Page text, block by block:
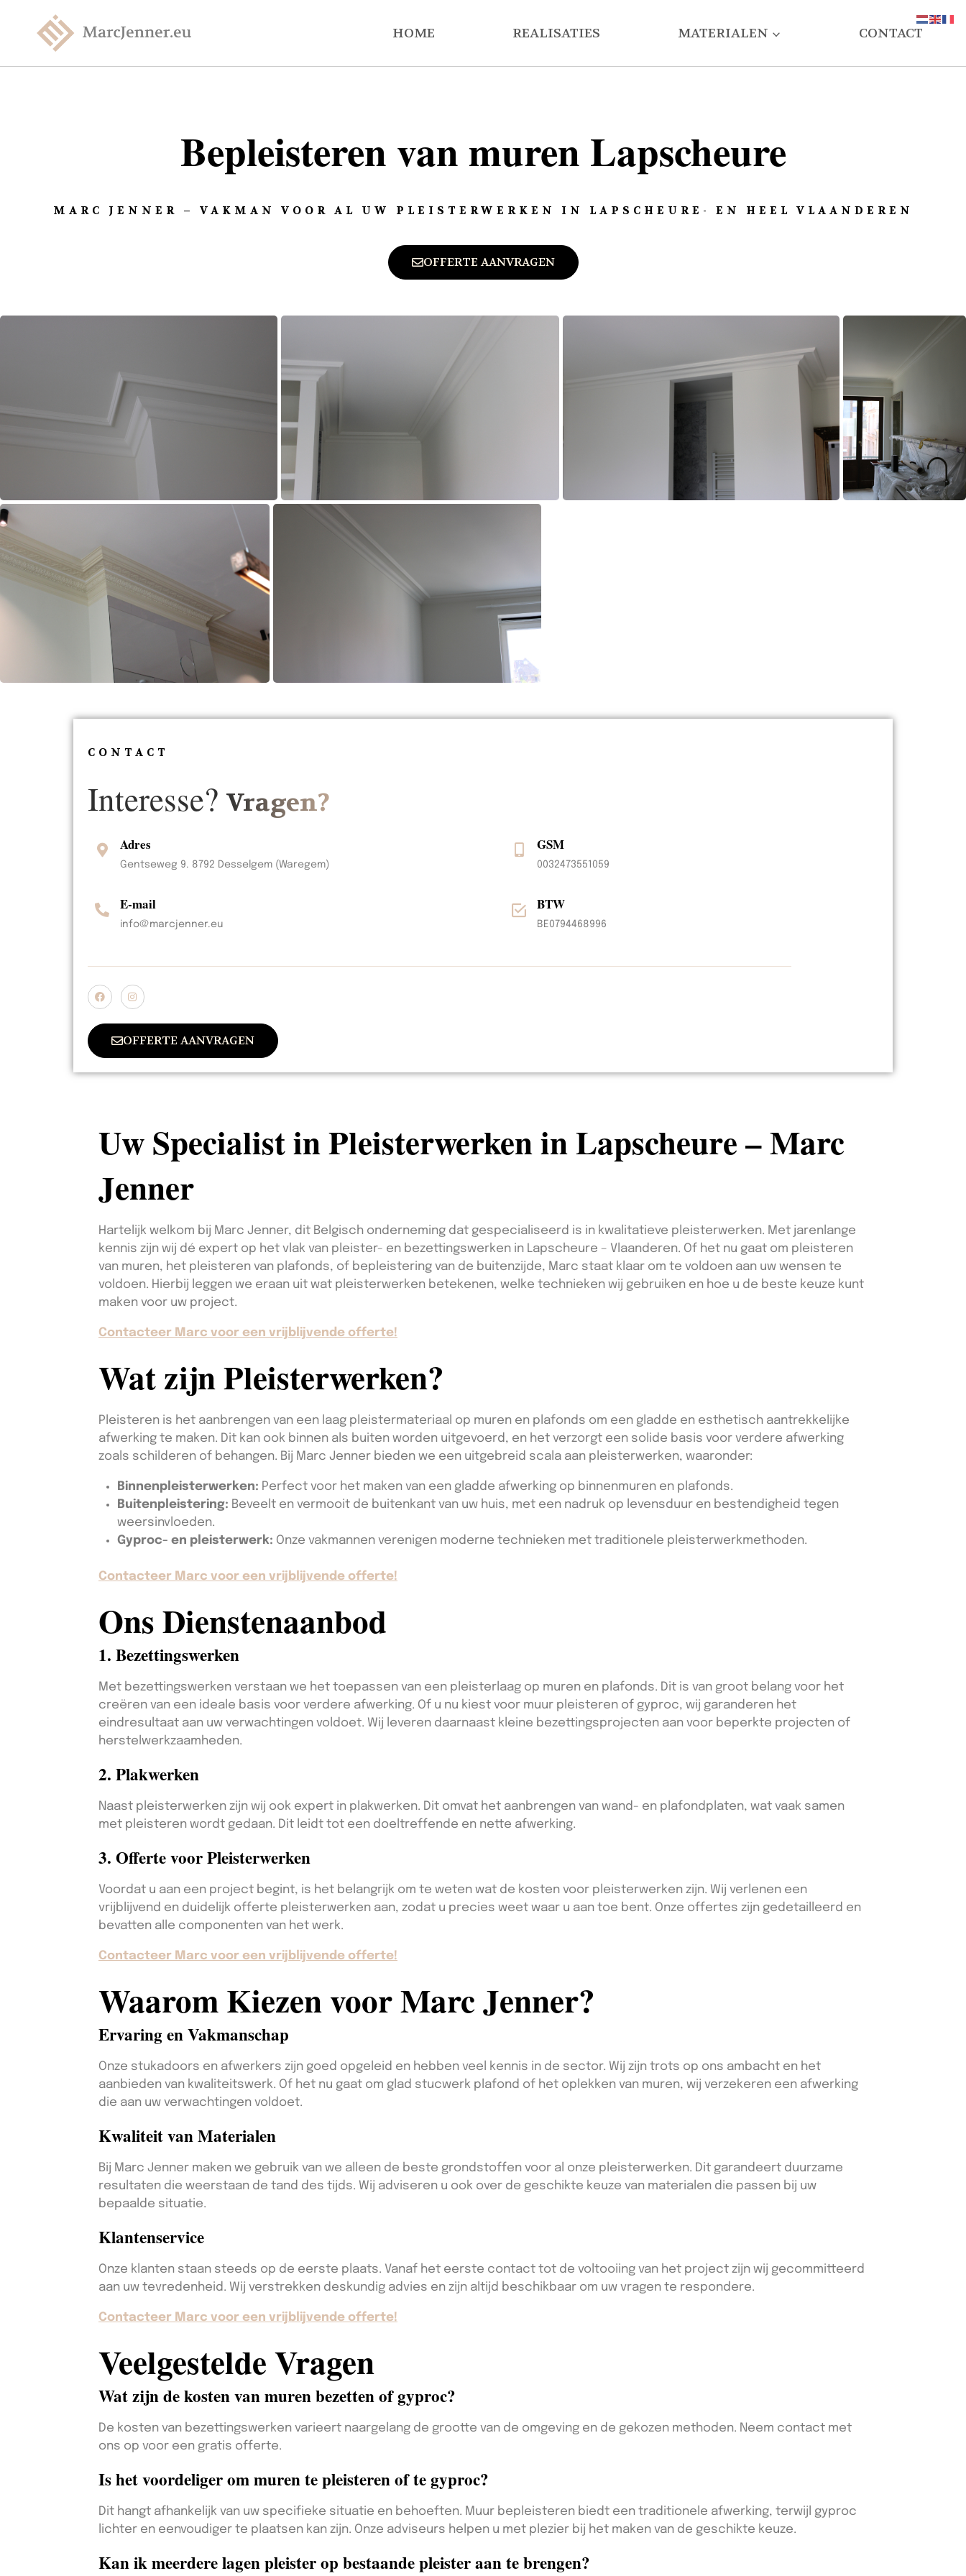
HOME REALISATIES MATERIALEN CONTACT
Bepleisteren van muren Lapscheure
MARC JENNER – VAKMAN VOOR AL UW PLEISTERWERKEN IN LAPSCHEURE- EN HEEL VLAANDEREN
OFFERTE AANVRAGEN
CONTACT
Interesse? Vragen?
Adres
Gentseweg 9. 8792 Desselgem (Waregem)
GSM
0032473551059
E-mail
info@marcjenner.eu
BTW
BE0794468996
OFFERTE AANVRAGEN
Uw Specialist in Pleisterwerken in Lapscheure – Marc
Jenner
Hartelijk welkom bij Marc Jenner, dit Belgisch onderneming dat gespecialiseerd is in kwalitatieve pleisterwerken. Met jarenlange
kennis zijn wij dé expert op het vlak van pleister- en bezettingswerken in Lapscheure – Vlaanderen. Of het nu gaat om pleisteren
van muren, het pleisteren van plafonds, of bepleistering van de buitenzijde, Marc staat klaar om te voldoen aan uw wensen te
voldoen. Hierbij leggen we eraan uit wat pleisterwerken betekenen, welke technieken wij gebruiken en hoe u de beste keuze kunt
maken voor uw project.
Contacteer Marc voor een vrijblijvende offerte!
Wat zijn Pleisterwerken?
Pleisteren is het aanbrengen van een laag pleistermateriaal op muren en plafonds om een gladde en esthetisch aantrekkelijke
afwerking te maken. Dit kan ook binnen als buiten worden uitgevoerd, en het verzorgt een solide basis voor verdere afwerking
zoals schilderen of behangen. Bij Marc Jenner bieden we een uitgebreid scala aan pleisterwerken, waaronder:
Binnenpleisterwerken: Perfect voor het maken van een gladde afwerking op binnenmuren en plafonds.
Buitenpleistering: Beveelt en vermooit de buitenkant van uw huis, met een nadruk op levensduur en bestendigheid tegen
weersinvloeden.
Gyproc- en pleisterwerk: Onze vakmannen verenigen moderne technieken met traditionele pleisterwerkmethoden.
Contacteer Marc voor een vrijblijvende offerte!
Ons Dienstenaanbod
1. Bezettingswerken
Met bezettingswerken verstaan we het toepassen van een pleisterlaag op muren en plafonds. Dit is van groot belang voor het
creëren van een ideale basis voor verdere afwerking. Of u nu kiest voor muur pleisteren of gyproc, wij garanderen het
eindresultaat aan uw verwachtingen voldoet. Wij leveren daarnaast kleine bezettingsprojecten aan voor beperkte projecten of
herstelwerkzaamheden.
2. Plakwerken
Naast pleisterwerken zijn wij ook expert in plakwerken. Dit omvat het aanbrengen van wand- en plafondplaten, wat vaak samen
met pleisteren wordt gedaan. Dit leidt tot een doeltreffende en nette afwerking.
3. Offerte voor Pleisterwerken
Voordat u aan een project begint, is het belangrijk om te weten wat de kosten voor pleisterwerken zijn. Wij verlenen een
vrijblijvend en duidelijk offerte pleisterwerken aan, zodat u precies weet waar u aan toe bent. Onze offertes zijn gedetailleerd en
bevatten alle componenten van het werk.
Contacteer Marc voor een vrijblijvende offerte!
Waarom Kiezen voor Marc Jenner?
Ervaring en Vakmanschap
Onze stukadoors en afwerkers zijn goed opgeleid en hebben veel kennis in de sector. Wij zijn trots op ons ambacht en het
aanbieden van kwaliteitswerk. Of het nu gaat om glad stucwerk plafond of het oplekken van muren, wij verzekeren een afwerking
die aan uw verwachtingen voldoet.
Kwaliteit van Materialen
Bij Marc Jenner maken we gebruik van we alleen de beste grondstoffen voor al onze pleisterwerken. Dit garandeert duurzame
resultaten die weerstaan de tand des tijds. Wij adviseren u ook over de geschikte keuze van materialen die passen bij uw
bepaalde situatie.
Klantenservice
Onze klanten staan steeds op de eerste plaats. Vanaf het eerste contact tot de voltooiing van het project zijn wij gecommitteerd
aan uw tevredenheid. Wij verstrekken deskundig advies en zijn altijd beschikbaar om uw vragen te respondere.
Contacteer Marc voor een vrijblijvende offerte!
Veelgestelde Vragen
Wat zijn de kosten van muren bezetten of gyproc?
De kosten van bezettingswerken varieert naargelang de grootte van de omgeving en de gekozen methoden. Neem contact met
ons op voor een gratis offerte.
Is het voordeliger om muren te pleisteren of te gyproc?
Dit hangt afhankelijk van uw specifieke situatie en behoeften. Muur bepleisteren biedt een traditionele afwerking, terwijl gyproc
lichter en eenvoudiger te plaatsen kan zijn. Onze adviseurs helpen u met plezier bij het maken van de geschikte keuze.
Kan ik meerdere lagen pleister op bestaande pleister aan te brengen?